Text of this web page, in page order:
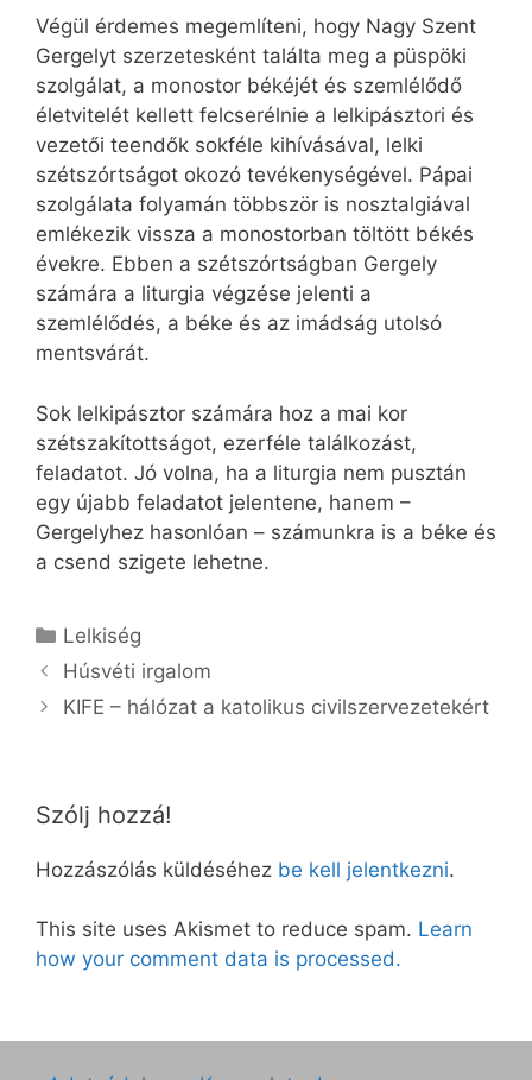
Végül érdemes megemlíteni, hogy Nagy Szent
Gergelyt szerzetesként találta meg a püspöki
szolgálat, a monostor békéjét és szemlélődő
életvitelét kellett felcserélnie a lelkipásztori és
vezetői teendők sokféle kihívásával, lelki
szétszórtságot okozó tevékenységével. Pápai
szolgálata folyamán többször is nosztalgiával
emlékezik vissza a monostorban töltött békés
évekre. Ebben a szétszórtságban Gergely
számára a liturgia végzése jelenti a
szemlélődés, a béke és az imádság utolsó
mentsvárát.
Sok lelkipásztor számára hoz a mai kor
szétszakítottságot, ezerféle találkozást,
feladatot. Jó volna, ha a liturgia nem pusztán
egy újabb feladatot jelentene, hanem –
Gergelyhez hasonlóan – számunkra is a béke és
a csend szigete lehetne.
Kategória
Lelkiség
Húsvéti irgalom
KIFE – hálózat a katolikus civilszervezetekért
Szólj hozzá!
Hozzászólás küldéséhez be kell jelentkezni.
This site uses Akismet to reduce spam. Learn
how your comment data is processed.